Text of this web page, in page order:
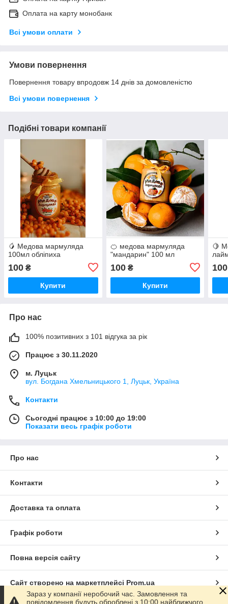
Оплата на карту монобанк
Всі умови оплати
Умови повернення
Повернення товару впродовж 14 днів за домовленістю
Всі умови повернення
Подібні товари компанії
🥭 Медова мармуляда
100мл обліпиха
100 ₴
Купити
🍊 медова мармуляда
"мандарин" 100 мл
100₴
Купити
🍋
100
Про нас
100% позитивних з 101 відгука за рік
Працює з 30.11.2020
м. Луцьк
вул. Богдана Хмельницького 1, Луцьк, Україна
Контакти
Сьогодні працює з 10:00 до 19:00
Показати весь графік роботи
Про нас
Контакти
Доставка та оплата
Графік роботи
Повна версія сайту
Сайт створено на маркетплейсі Prom.ua
Зараз у компанії неробочий час. Замовлення та
повідомлення будуть оброблені з 10:00 найближчого